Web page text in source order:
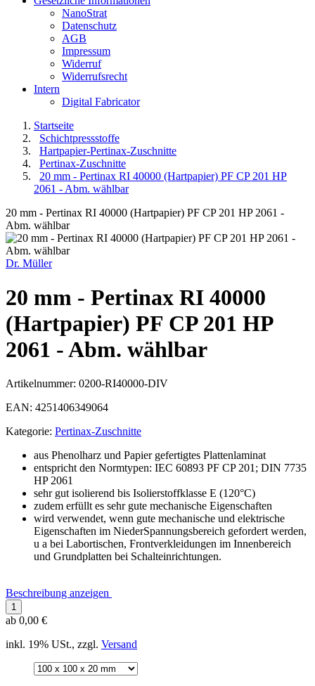
NanoStrat
Datenschutz
AGB
Impressum
Widerruf
Widerrufsrecht
Intern
Digital Fabricator
Startseite
Schichtpressstoffe
Hartpapier-Pertinax-Zuschnitte
Pertinax-Zuschnitte
20 mm - Pertinax RI 40000 (Hartpapier) PF CP 201 HP
2061 - Abm. wählbar
20 mm - Pertinax RI 40000 (Hartpapier) PF CP 201 HP 2061 -
Abm. wählbar
Dr. Müller
20 mm - Pertinax RI 40000
(Hartpapier) PF CP 201 HP
2061 - Abm. wählbar
Artikelnummer: 0200-RI40000-DIV
EAN: 4251406349064
Kategorie: Pertinax-Zuschnitte
aus Phenolharz und Papier gefertigtes Plattenlaminat
entspricht den Normtypen: IEC 60893 PF CP 201; DIN 7735
HP 2061
sehr gut isolierend bis Isolierstoffklasse E (120°C)
zudem erfüllt es sehr gute mechanische Eigenschaften
wird verwendet, wenn gute mechanische und elektrische
Eigenschaften im NiederSpannungsbereich gefordert werden,
u a bei Labortischen, Frontverkleidungen im Innenbereich
und Grundplatten bei Schalteinrichtungen.
Beschreibung anzeigen
ab 0,00 €
inkl. 19% USt., zzgl. Versand